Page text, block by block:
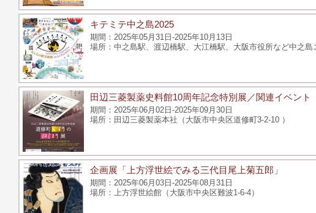
キテミテ中之島2025
2025年05月31日-2025年10月13日
中之島駅、渡辺橋駅、大江橋駅、大阪市役所など中之
田辺三菱製薬史料館10周年記念特別展／関連イベント
2025年06月02日-2025年09月30日
田辺三菱製薬本社（大阪市中央区道修町3-2-10 ）
企画展「上方浮世絵でみる三代目尾上菊五郎」
2025年06月03日-2025年08月31日
上方浮世絵館（大阪市中央区難波1-6-4）